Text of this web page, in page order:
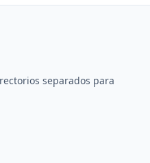
separados para